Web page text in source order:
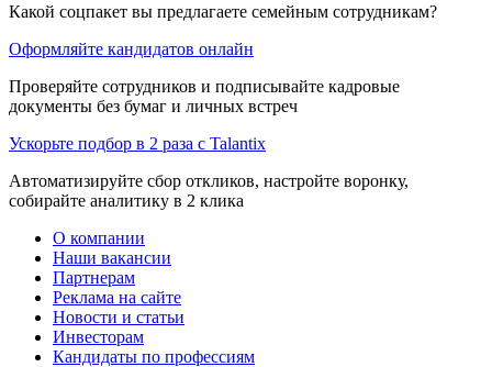
Какой соцпакет вы предлагаете семейным сотрудникам?
Оформляйте кандидатов онлайн
Проверяйте сотрудников и подписывайте кадровые
документы без бумаг и личных встреч
Ускорьте подбор в 2 раза с Talantix
Автоматизируйте сбор откликов, настройте воронку,
собирайте аналитику в 2 клика
О компании
Наши вакансии
Партнерам
Реклама на сайте
Новости и статьи
Инвесторам
Кандидаты по профессиям